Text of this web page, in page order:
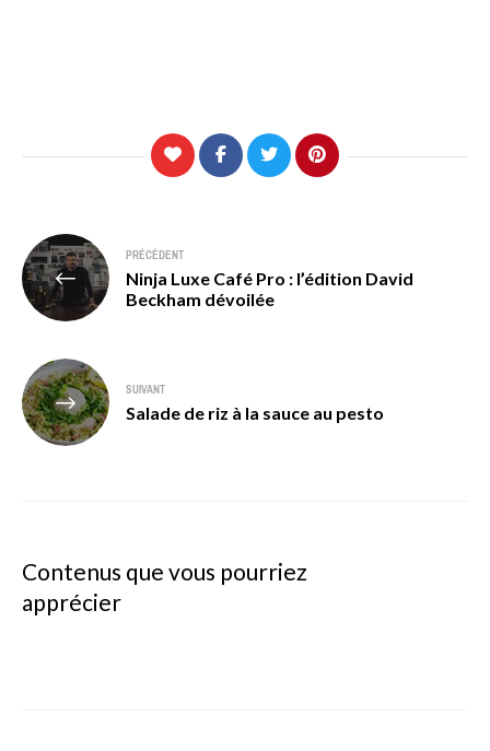
Navigation
de
l’article
PRÉCÉDENT
Ninja Luxe Café Pro : l’édition David
Beckham dévoilée
SUIVANT
Salade de riz à la sauce au pesto
Contenus que vous pourriez
apprécier